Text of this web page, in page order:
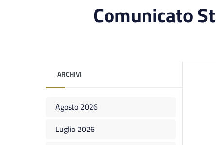
Comunicato
ARCHIVI
Agosto 2026
Luglio 2026